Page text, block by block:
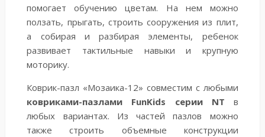
помогает обучению цветам. На нем можно
ползать, прыгать, строить сооружения из плит,
а собирая и разбирая элементы, ребенок
развивает тактильные навыки и крупную
моторику.
Коврик-пазл «Мозаика-12» совместим с любыми
ковриками-пазлами FunKids серии NT в
любых вариантах. Из частей пазлов можно
также строить объемные конструкции